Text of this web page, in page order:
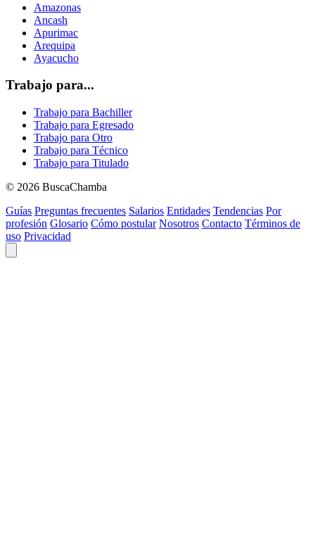
Amazonas
Ancash
Apurimac
Arequipa
Ayacucho
Trabajo para...
Trabajo para Bachiller
Trabajo para Egresado
Trabajo para Otro
Trabajo para Técnico
Trabajo para Titulado
© 2026 BuscaChamba
Guías Preguntas frecuentes Salarios Entidades Tendencias Por
profesión Glosario Cómo postular Nosotros Contacto Términos de
uso Privacidad